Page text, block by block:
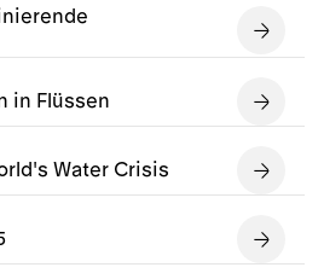
in Flüssen
Water Crisis